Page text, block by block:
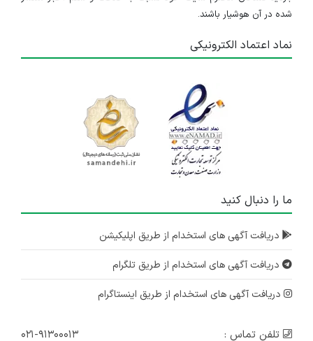
شده در آن هوشیار باشند.
نماد اعتماد الکترونیکی
ما را دنبال کنید
دریافت آگهی های استخدام از طریق اپلیکیشن
دریافت آگهی های استخدام از طریق تلگرام
دریافت آگهی های استخدام از طریق اینستاگرام
تلفن تماس : ۰۲۱-۹۱۳۰۰۰۱۳